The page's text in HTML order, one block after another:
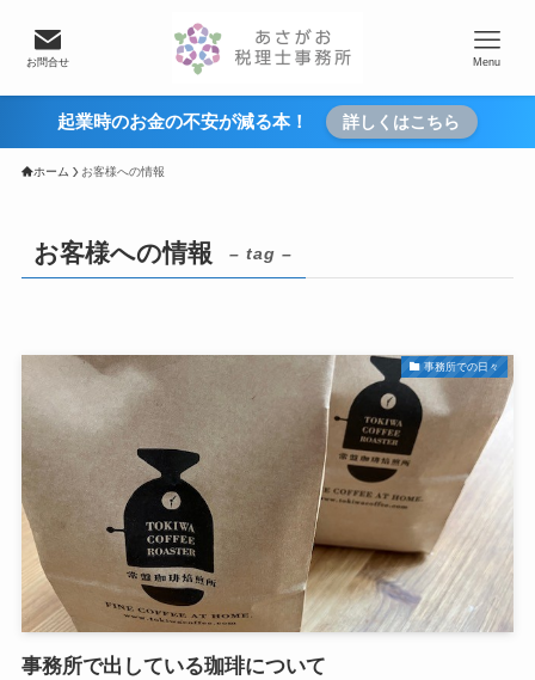
お問合せ Menu
起業時のお金の不安が減る本！ 詳しくはこちら
ホーム お客様への情報
お客様への情報 – tag –
事務所での日々
事務所で出している珈琲について